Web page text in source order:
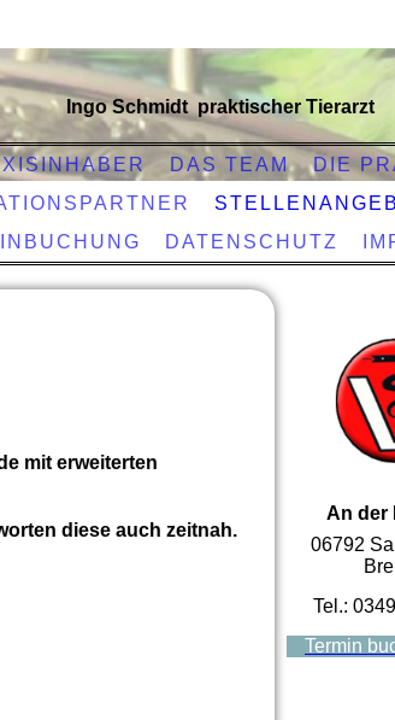
Ingo Schmidt praktischer Tierarzt
DAS TEAM
DIE
DATENSCHUTZ
mit erweiterten
diese auch zeitnah.
An der
06792
Tel.:
Termin